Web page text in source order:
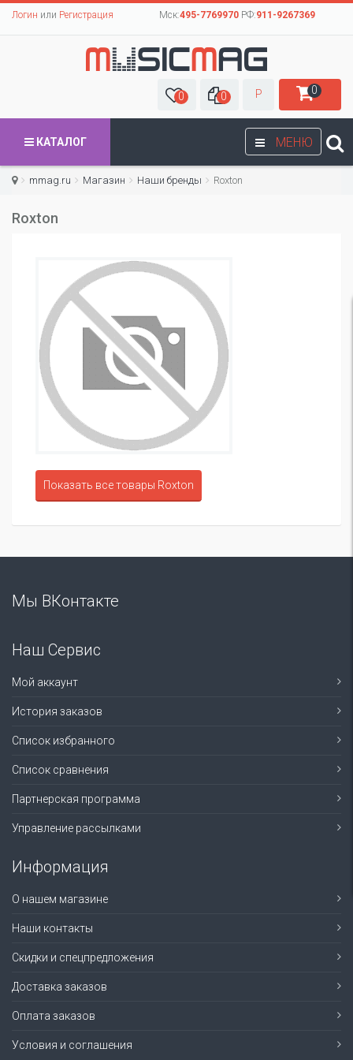
Логин или Регистрация Мск:495-7769970РФ:911-9267369
0 0 Р 0
МЕНЮ
КАТАЛОГ
mmag.ru Магазин Наши бренды Roxton
Roxton
Показать все товары Roxton
Мы ВКонтакте
Наш Сервис
Мой аккаунт
История заказов
Список избранного
Список сравнения
Партнерская программа
Управление рассылками
Информация
О нашем магазине
Наши контакты
Скидки и спецпредложения
Доставка заказов
Оплата заказов
Условия и соглашения